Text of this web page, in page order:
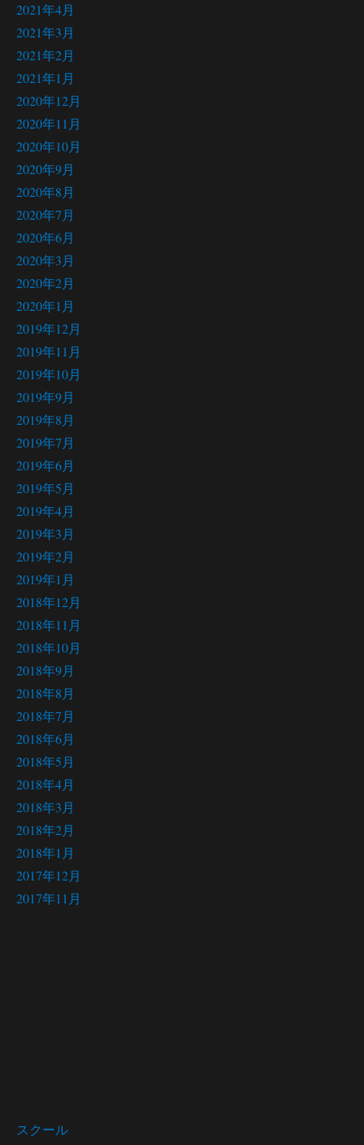
2021年4月
2021年3月
2021年2月
2021年1月
2020年12月
2020年11月
2020年10月
2020年9月
2020年8月
2020年7月
2020年6月
2020年3月
2020年2月
2020年1月
2019年12月
2019年11月
2019年10月
2019年9月
2019年8月
2019年7月
2019年6月
2019年5月
2019年4月
2019年3月
2019年2月
2019年1月
2018年12月
2018年11月
2018年10月
2018年9月
2018年8月
2018年7月
2018年6月
2018年5月
2018年4月
2018年3月
2018年2月
2018年1月
2017年12月
2017年11月
スクール